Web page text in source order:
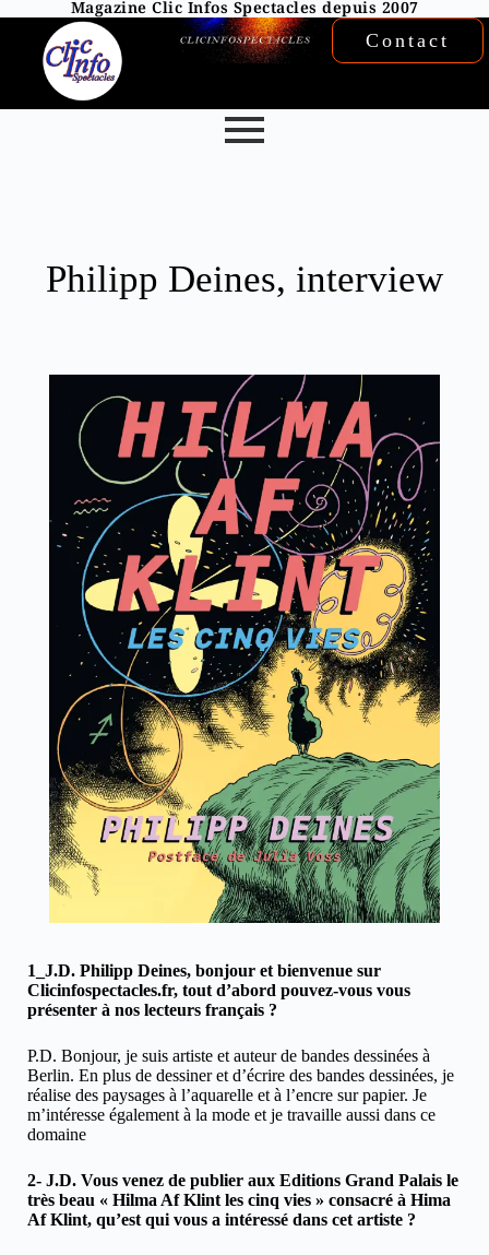
Magazine Clic Infos Spectacles depuis 2007
Contact
Philipp Deines, interview
1_J.D. Philipp Deines, bonjour et bienvenue sur
Clicinfospectacles.fr, tout d’abord pouvez-vous vous
présenter à nos lecteurs français ?
P.D. Bonjour, je suis artiste et auteur de bandes dessinées à
Berlin. En plus de dessiner et d’écrire des bandes dessinées, je
réalise des paysages à l’aquarelle et à l’encre sur papier. Je
m’intéresse également à la mode et je travaille aussi dans ce
domaine
2- J.D. Vous venez de publier aux Editions Grand Palais le
très beau « Hilma Af Klint les cinq vies » consacré à Hima
Af Klint, qu’est qui vous a intéressé dans cet artiste ?